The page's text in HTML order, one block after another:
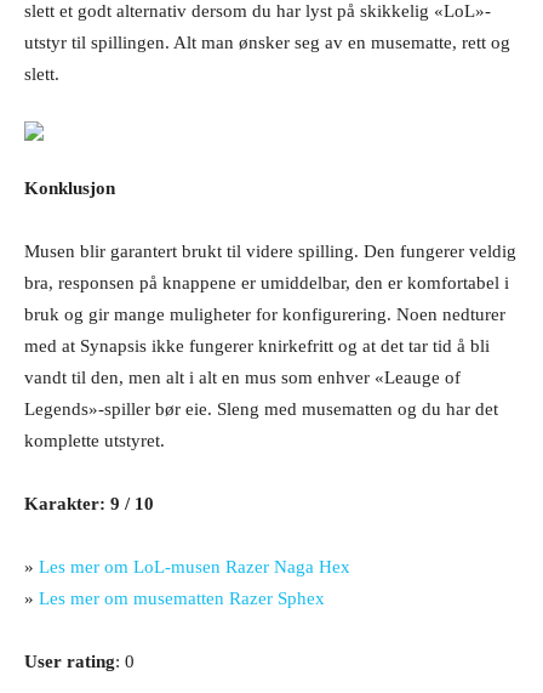
slett et godt alternativ dersom du har lyst på skikkelig «LoL»-
utstyr til spillingen. Alt man ønsker seg av en musematte, rett og
slett.
Konklusjon
Musen blir garantert brukt til videre spilling. Den fungerer veldig
bra, responsen på knappene er umiddelbar, den er komfortabel i
bruk og gir mange muligheter for konfigurering. Noen nedturer
med at Synapsis ikke fungerer knirkefritt og at det tar tid å bli
vandt til den, men alt i alt en mus som enhver «Leauge of
Legends»-spiller bør eie. Sleng med musematten og du har det
komplette utstyret.
Karakter: 9 / 10
» Les mer om LoL-musen Razer Naga Hex
» Les mer om musematten Razer Sphex
User rating: 0